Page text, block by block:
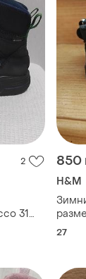
2
31
850
H&M
27